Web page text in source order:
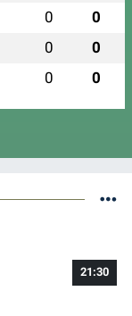
0 0
0 0
0 0
21:30